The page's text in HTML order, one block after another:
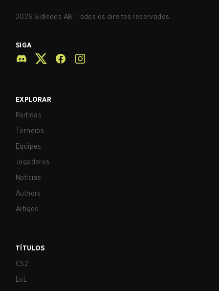
2026 Sidledes AB. Todos os direitos reservados.
SIGA
EXPLORAR
Partidas
Torneios
Equipes
Jogadores
Notícias
Authors
Artigos
TÍTULOS
CS2
LoL